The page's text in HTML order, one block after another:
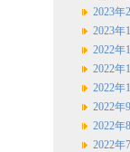
2023年
2023年
2022年
2022年
2022年
2022年
2022年
2022年